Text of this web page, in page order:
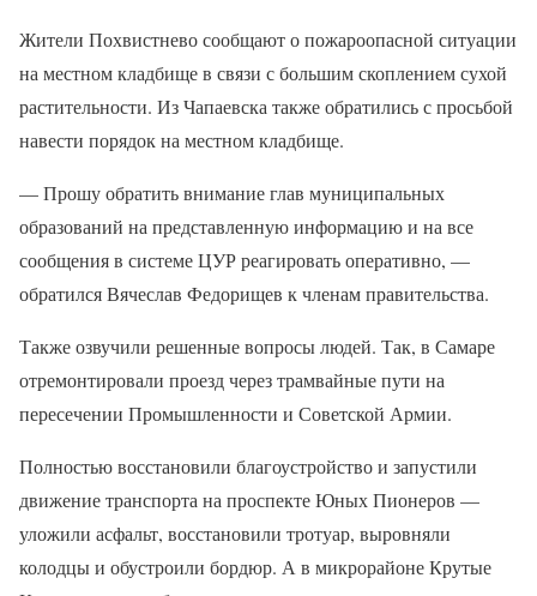
Жители Похвистнево сообщают о пожароопасной ситуации
на местном кладбище в связи с большим скоплением сухой
растительности. Из Чапаевска также обратились с просьбой
навести порядок на местном кладбище.
— Прошу обратить внимание глав муниципальных
образований на представленную информацию и на все
сообщения в системе ЦУР реагировать оперативно, —
обратился Вячеслав Федорищев к членам правительства.
Также озвучили решенные вопросы людей. Так, в Самаре
отремонтировали проезд через трамвайные пути на
пересечении Промышленности и Советской Армии.
Полностью восстановили благоустройство и запустили
движение транспорта на проспекте Юных Пионеров —
уложили асфальт, восстановили тротуар, выровняли
колодцы и обустроили бордюр. А в микрорайоне Крутые